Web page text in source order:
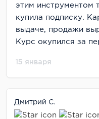
этим инструментом
купила подписку.
выдаче, продажи
Курс окупился за
15 января
Дмитрий С.